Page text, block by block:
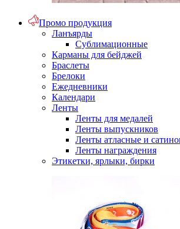
Промо продукция
Ланъярды
Сублимационные
Карманы для бейджей
Браслеты
Брелоки
Ежедневники
Календари
Ленты
Ленты для медалей
Ленты выпускников
Ленты атласные и
Ленты награждения
Этикетки, ярлыки, бирки